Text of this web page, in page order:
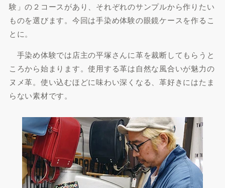
験」の２コースがあり、それぞれのサンプルから作りたい
ものを選びます。今回は手染め体験の眼鏡ケースを作るこ
とに。
手染め体験では店主の平塚さんに革を裁断してもらうと
ころから始まります。使用する革は自然な風合いが魅力の
ヌメ革。使い込むほどに味わい深くなる、革好きにはたま
らない素材です。